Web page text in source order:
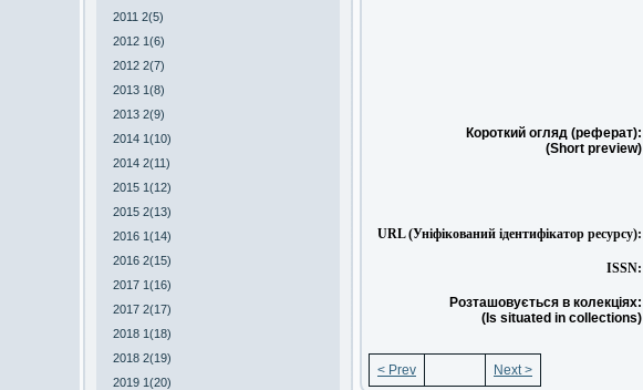
2011 2(5)
2012 1(6)
2012 2(7)
2013 1(8)
2013 2(9)
2014 1(10)
2014 2(11)
2015 1(12)
2015 2(13)
2016 1(14)
2016 2(15)
2017 1(16)
2017 2(17)
2018 1(18)
2018 2(19)
2019 1(20)
Короткий огляд (реферат):
(Short preview)
URL (Уніфікований ідентифікатор ресурсу):
ISSN:
Розташовується в колекціях:
(Is situated in collections)
< Prev Next >